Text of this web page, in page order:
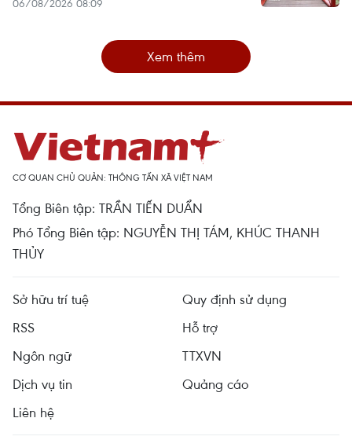
06/08/2026 08:09
Xem thêm
CƠ QUAN CHỦ QUẢN: THÔNG TẤN XÃ VIỆT NAM
Tổng Biên tập: TRẦN TIẾN DUẨN
Phó Tổng Biên tập: NGUYỄN THỊ TÁM, KHÚC THANH
THỦY
Sở hữu trí tuệ
Quy định sử dụng
RSS
Hỗ trợ
Ngôn ngữ
TTXVN
Dịch vụ tin
Quảng cáo
Liên hệ